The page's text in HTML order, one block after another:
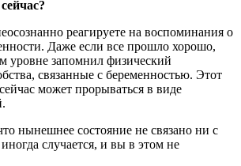
реагируете на воспоминания о
Даже если все прошло хорошо,
уровне запомнил физический
связанные с беременностью. Этот
может прорываться в виде
нынешнее состояние не связано ни с
случается, и вы в этом не